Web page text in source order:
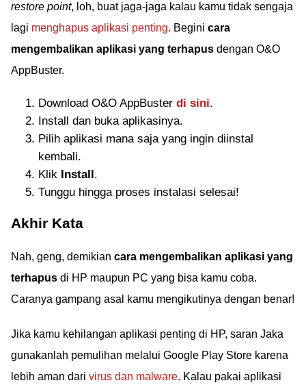
restore point, loh, buat jaga-jaga kalau kamu tidak sengaja
lagi menghapus aplikasi penting. Begini cara
mengembalikan aplikasi yang terhapus dengan O&O
AppBuster.
Download O&O AppBuster di sini.
Install dan buka aplikasinya.
Pilih aplikasi mana saja yang ingin diinstal
kembali.
Klik Install.
Tunggu hingga proses instalasi selesai!
Akhir Kata
Nah, geng, demikian cara mengembalikan aplikasi yang
terhapus di HP maupun PC yang bisa kamu coba.
Caranya gampang asal kamu mengikutinya dengan benar!
Jika kamu kehilangan aplikasi penting di HP, saran Jaka
gunakanlah pemulihan melalui Google Play Store karena
lebih aman dari virus dan malware. Kalau pakai aplikasi